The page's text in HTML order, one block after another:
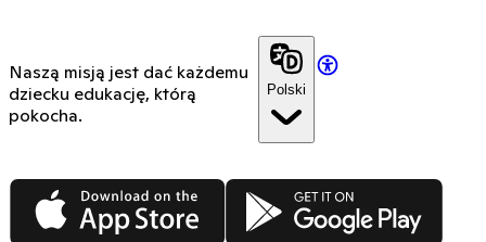
Naszą misją jest dać każdemu
dziecku edukację, którą
pokocha.
Polski
App Store Google Play